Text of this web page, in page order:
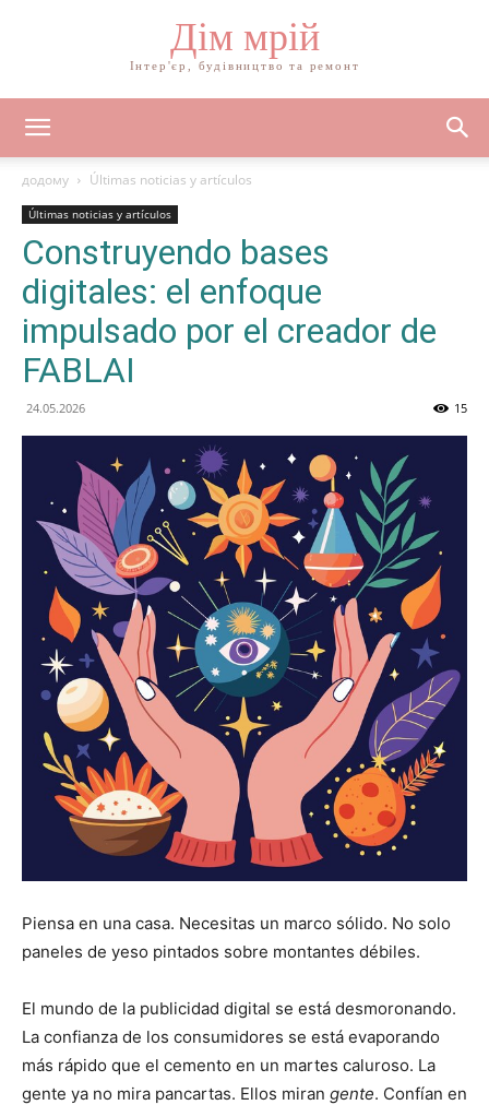
Дім мрій
Інтер'єр, будівництво та ремонт
додому Últimas noticias y artículos
Últimas noticias y artículos
Construyendo bases
digitales: el enfoque
impulsado por el creador de
FABLAI
24.05.2026 15
Piensa en una casa. Necesitas un marco sólido. No solo
paneles de yeso pintados sobre montantes débiles.
El mundo de la publicidad digital se está desmoronando.
La confianza de los consumidores se está evaporando
más rápido que el cemento en un martes caluroso. La
gente ya no mira pancartas. Ellos miran gente. Confían en